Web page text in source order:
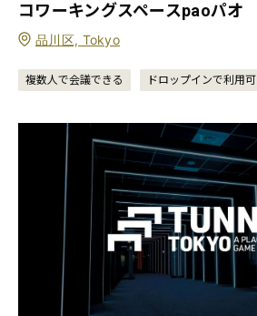
コワーキングスペースpaoパオ
品川区, Tokyo
複数人で会議できる ドロップインで利用可